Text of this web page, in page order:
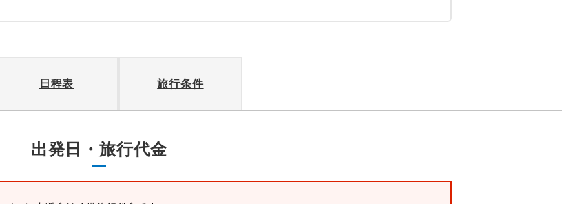
日程表 旅行条件
出発日・旅行代金